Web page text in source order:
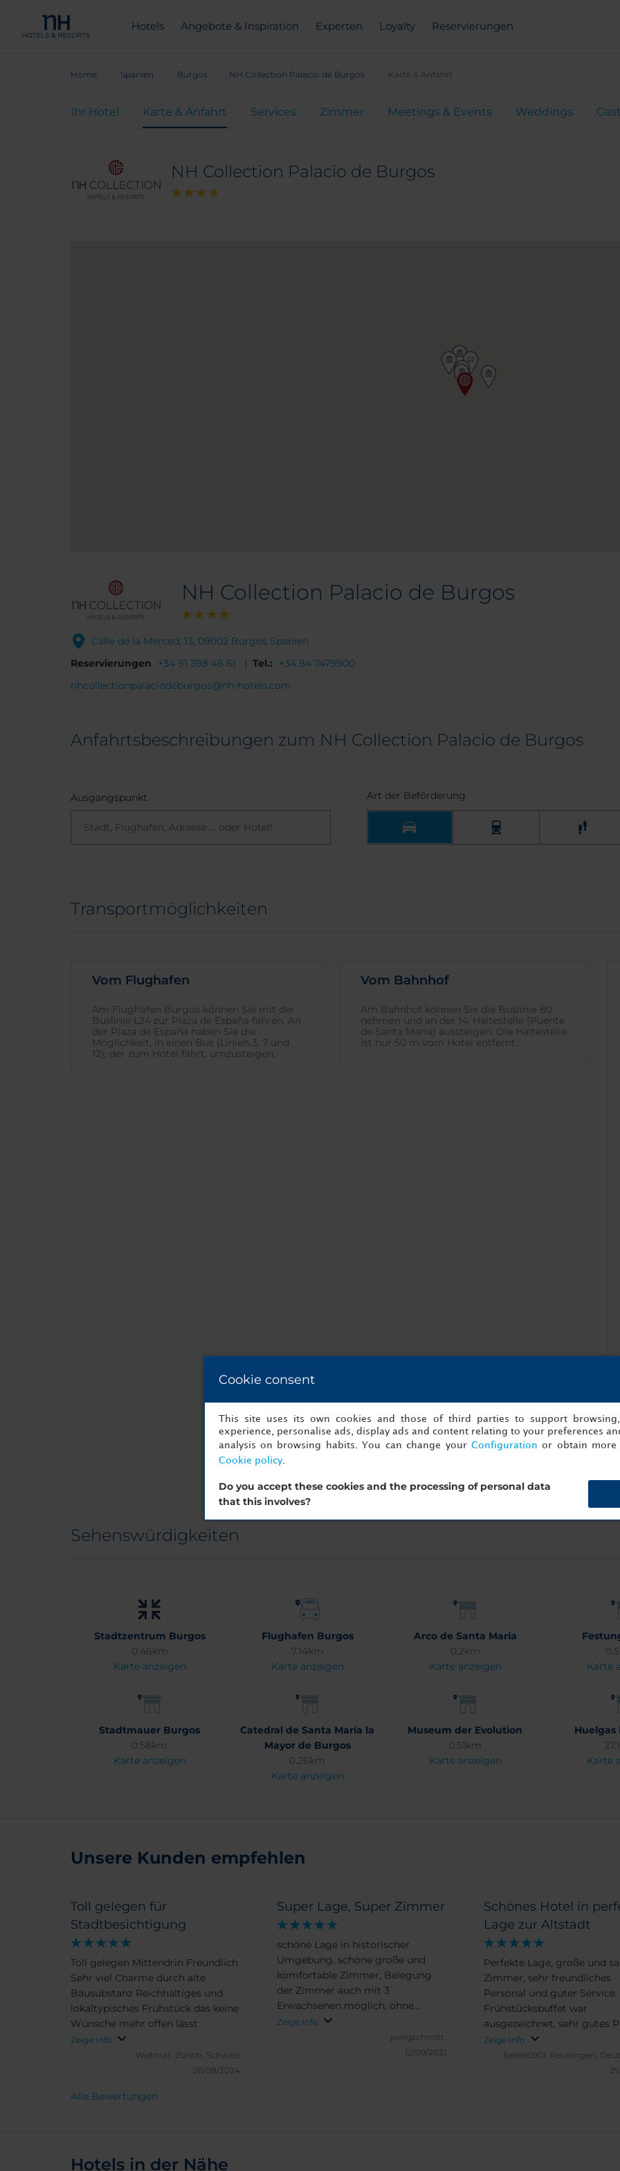
Hotels Angebote & Inspiration Experten Loyalty Reservierungen
Home Spanien Burgos NH Collection Palacio de Burgos Karte & Anfahrt
Ihr Hotel Karte & Anfahrt Services Zimmer Meetings & Events Weddings
NH Collection Palacio de Burgos
NH Collection Palacio de Burgos
Calle de la Merced, 13, 09002 Burgos Spanien
Reservierungen
+34 91 398 46 61 Tel.:
+34 94 7479900
nhcollectionpalaciodeburgos@nh-hotels.com
Anfahrtsbeschreibungen zum NH Collection Palacio de Burgos
Ausgangspunkt Art der Beförderung
Transportmöglichkeiten
Vom Flughafen
Am Flughafen Burgos können Sie mit der
Buslinie L24 zur Plaza de España fahren. An
der Plaza de España haben Sie die
Möglichkeit, in einen Bus (Linien 3, 7 und
12), der zum Hotel fährt, umzusteigen.
Vom Bahnhof
Am Bahnhof können Sie die Buslinie 80
nehmen und an der 14. Haltestelle (Puente
de Santa María) aussteigen. Die Haltestelle
ist nur 50 m vom Hotel entfernt.
Sehenswürdigkeiten
Stadtzentrum Burgos
0.46km
Karte anzeigen
Flughafen Burgos
7.14km
Karte anzeigen
Arco de Santa María
0.2km
Karte anzeigen
Karte
Stadtmauer Burgos
0.58km
Karte anzeigen
Catedral de Santa María la
Mayor de Burgos
0.26km
Karte anzeigen
Museum der Evolution
0.51km
Karte anzeigen
Huelgas
Karte
Unsere Kunden empfehlen
Toll gelegen für
Stadtbesichtigung
Toll gelegen Mittendrin Freundlich
Sehr viel Charme durch alte
Bausubstanz Reichhaltiges und
lokaltypisches Frühstück das keine
Wünsche mehr offen lässt
Zeige Info
Waltmat. Zürich, Schweiz
26/08/2024
Super Lage, Super Zimmer
schöne Lage in historischer
Umgebung, schöne große und
komfortable Zimmer, Belegung
der Zimmer auch mit 3
Erwachsenen möglich, ohne
Komforteinbußen, die Parkgarage
ist etwas eng, aber machbar,
Zeige Info
joergschmitt.
12/09/2021
Schönes Hotel in
Lage zur Altstadt
Perfekte Lage, große und
Zimmer, sehr freundliches
Personal und guter Service.
Frühstücksbuffet war
ausgezeichnet, sehr gutes
Leistungsverhältnis. Das
was störte, war das das
des Aggregats der
Zeige Info
beate0901. Reutlingen,
Alle Bewertungen
Hotels in der Nähe
Cookie consent
This site uses its own cookies and those of third parties to support
experience, personalise ads, display ads and content relating to your preferences
analysis on browsing habits. You can change your Configuration or obtain
Cookie policy.
Do you accept these cookies and the processing of personal data
that this involves?